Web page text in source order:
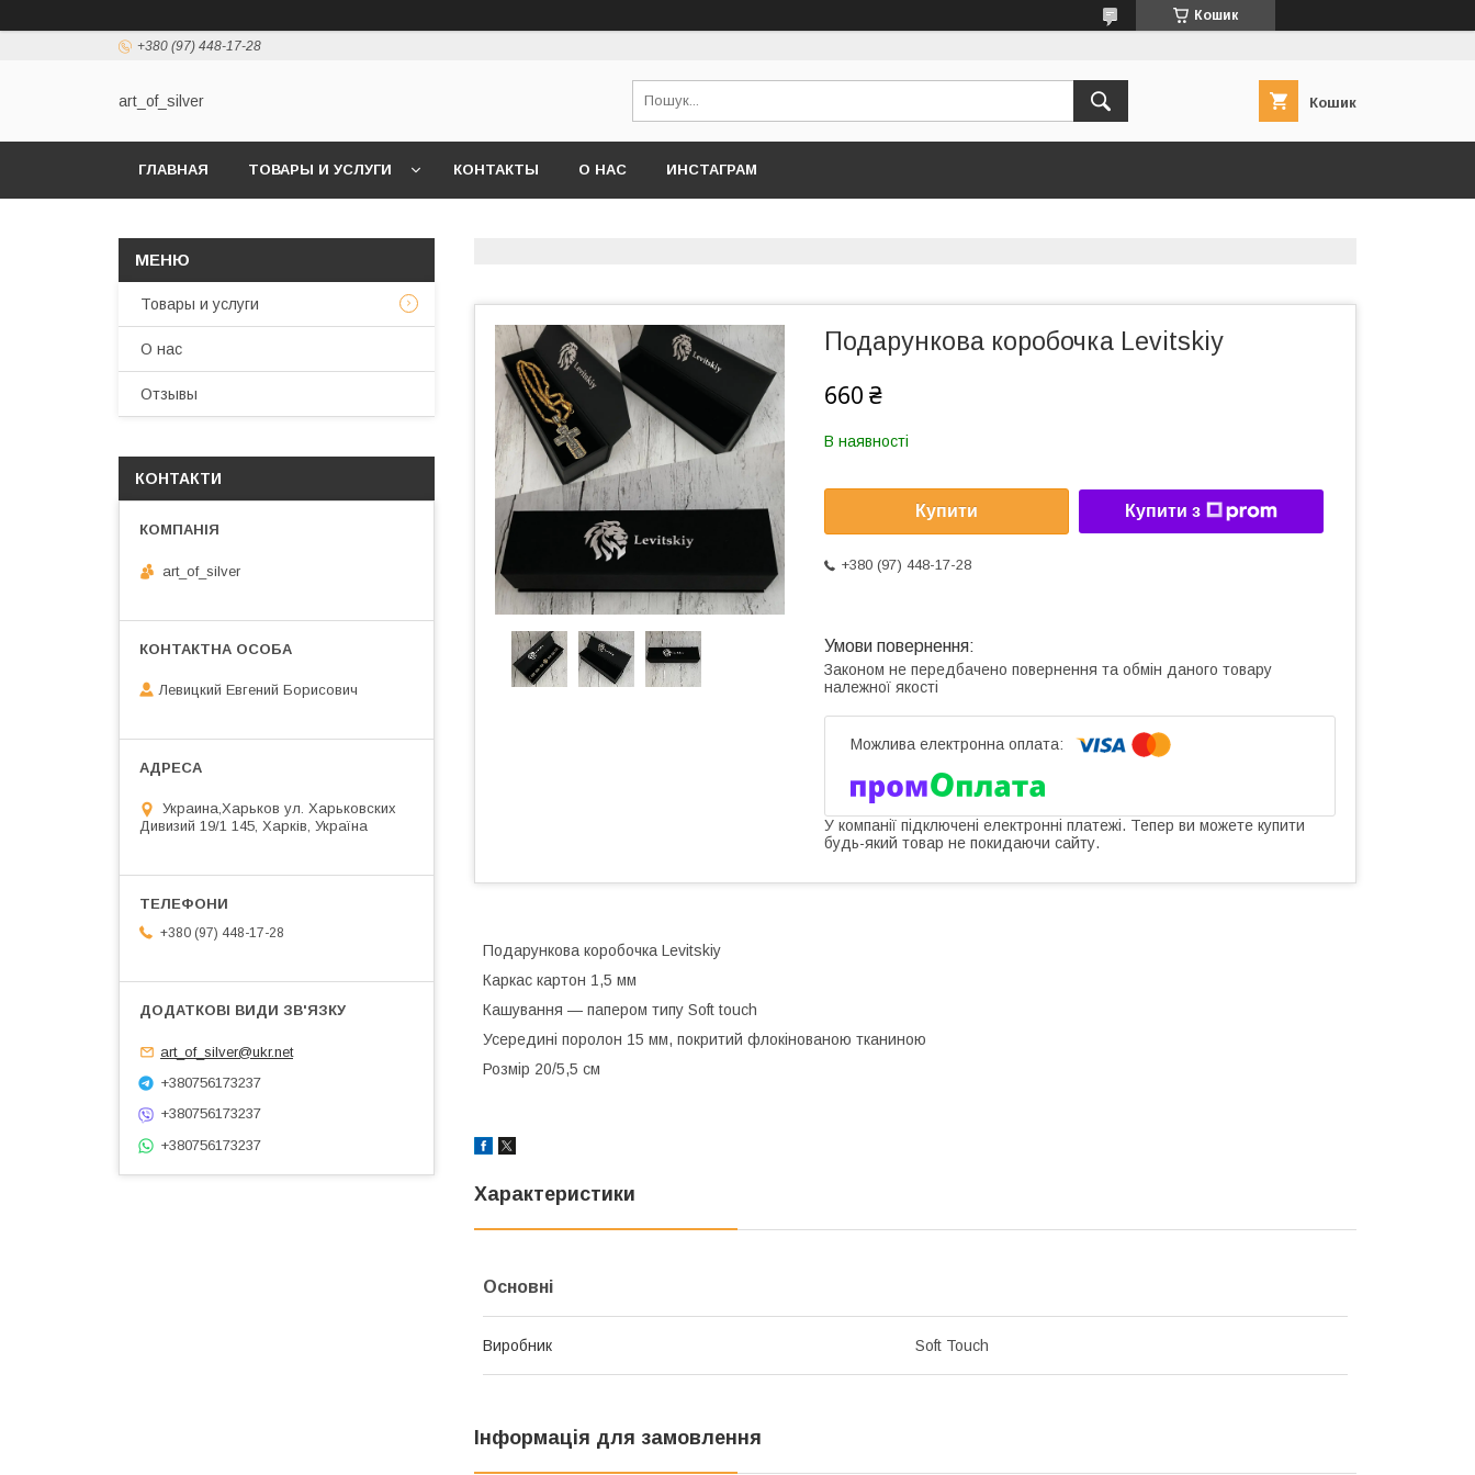
Кошик
+380 (97) 448-17-28
art_of_silver Кошик
ГЛАВНАЯ ТОВАРЫ И УСЛУГИ КОНТАКТЫ О НАС ИНСТАГРАМ
Подарункова коробочка Levitskiy
660 ₴
В наявності
Купити Купити з
+380 (97) 448-17-28
Законом не передбачено повернення та обмін даного товару
належної якості
У компанії підключені електронні платежі. Тепер ви можете купити
будь-який товар не покидаючи сайту.
Подарункова коробочка Levitskiy
Каркас картон 1,5 мм
Кашування — папером типу Soft touch
Усередині поролон 15 мм, покритий флокінованою тканиною
Розмір 20/5,5 см
Характеристики
Основні
Виробник Soft Touch
Інформація для замовлення
Товары и услуги
О нас
Отзывы
КОНТАКТИ
art_of_silver
Левицкий Евгений Борисович
Украина,Харьков ул. Харьковских
Дивизий 19/1 145, Харків, Україна
+380 (97) 448-17-28
art_of_silver@ukr.net
+380756173237
+380756173237
+380756173237